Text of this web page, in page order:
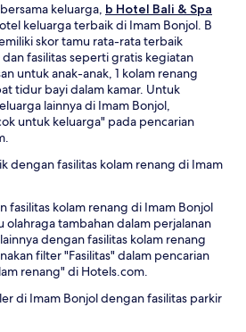
keluarga, b Hotel Bali & Spa
keluarga terbaik di Imam Bonjol. B
skor tamu rata-rata terbaik
dan fasilitas seperti gratis kegiatan
untuk anak-anak, 1 kolam renang
tidur bayi dalam kamar. Untuk
lainnya di Imam Bonjol,
untuk keluarga" pada pencarian
dengan fasilitas kolam renang di Imam
fasilitas kolam renang di Imam Bonjol
olahraga tambahan dalam perjalanan
dengan fasilitas kolam renang
filter "Fasilitas" dalam pencarian
renang" di Hotels.com.
di Imam Bonjol dengan fasilitas parkir